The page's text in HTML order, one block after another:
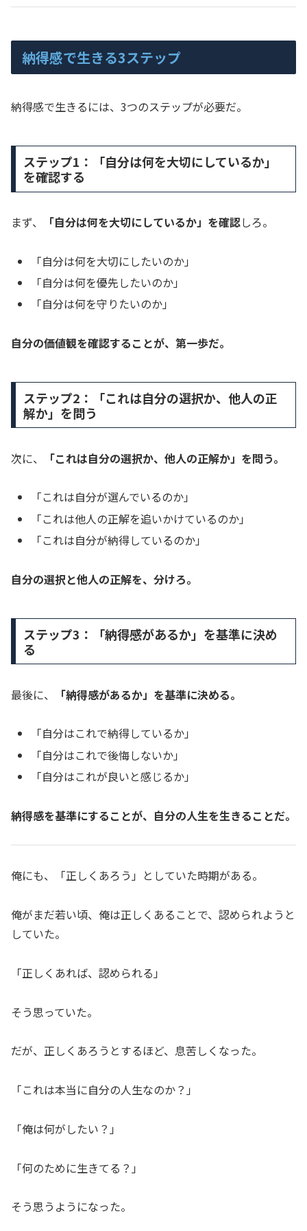
納得感で生きる3ステップ
納得感で生きるには、3つのステップが必要だ。
ステップ1：「自分は何を大切にしているか」
を確認する
まず、 「自分は何を大切にしているか」を確認しろ。
「自分は何を大切にしたいのか」
「自分は何を優先したいのか」
「自分は何を守りたいのか」
自分の価値観を確認することが、第一歩だ。
ステップ2：「これは自分の選択か、他人の正
解か」を問う
次に、 「これは自分の選択か、他人の正解か」を問う。
「これは自分が選んでいるのか」
「これは他人の正解を追いかけているのか」
「これは自分が納得しているのか」
自分の選択と他人の正解を、分けろ。
ステップ3：「納得感があるか」を基準に決め
る
最後に、 「納得感があるか」を基準に決める。
「自分はこれで納得しているか」
「自分はこれで後悔しないか」
「自分はこれが良いと感じるか」
納得感を基準にすることが、自分の人生を生きることだ。
俺にも、「正しくあろう」としていた時期がある。
俺がまだ若い頃、俺は正しくあることで、認められようと
していた。
「正しくあれば、認められる」
そう思っていた。
だが、正しくあろうとするほど、息苦しくなった。
「これは本当に自分の人生なのか？」
「俺は何がしたい？」
「何のために生きてる？」
そう思うようになった。